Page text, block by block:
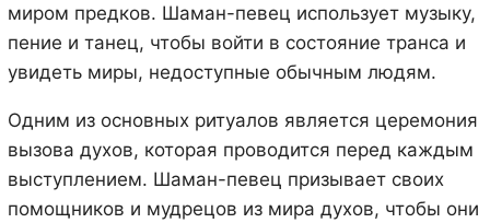
миром предков. Шаман-певец использует музыку,
пение и танец, чтобы войти в состояние транса и
увидеть миры, недоступные обычным людям.
Одним из основных ритуалов является церемония
вызова духов, которая проводится перед каждым
выступлением. Шаман-певец призывает своих
помощников и мудрецов из мира духов, чтобы они